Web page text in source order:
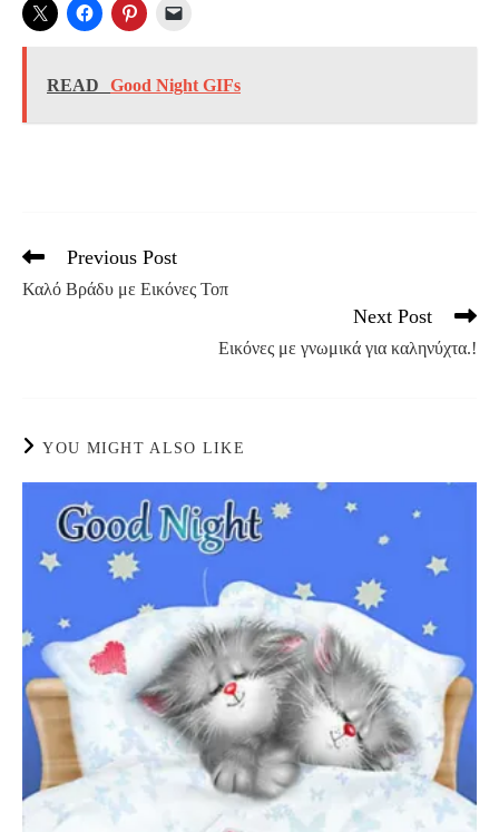
READ Good Night GIFs
Read
articles
Previous Post
Καλό Βράδυ με Εικόνες Τοπ
Next Post
Εικόνες με γνωμικά για καληνύχτα.!
YOU MIGHT ALSO LIKE